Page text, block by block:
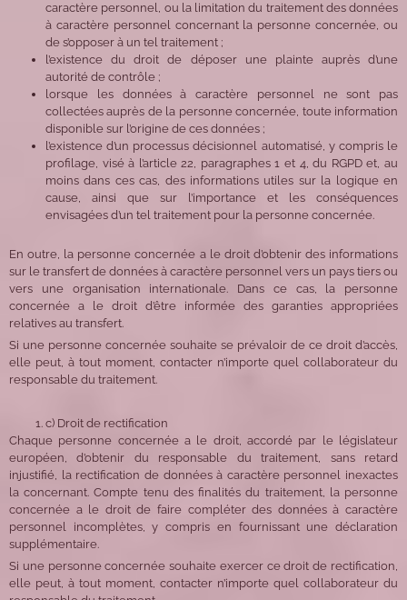
caractère personnel, ou la limitation du traitement des données
à caractère personnel concernant la personne concernée, ou
de s’opposer à un tel traitement ;
l’existence du droit de déposer une plainte auprès d’une
autorité de contrôle ;
lorsque les données à caractère personnel ne sont pas
collectées auprès de la personne concernée, toute information
disponible sur l’origine de ces données ;
l’existence d’un processus décisionnel automatisé, y compris le
profilage, visé à l’article 22, paragraphes 1 et 4, du RGPD et, au
moins dans ces cas, des informations utiles sur la logique en
cause, ainsi que sur l’importance et les conséquences
envisagées d’un tel traitement pour la personne concernée.
En outre, la personne concernée a le droit d’obtenir des informations
sur le transfert de données à caractère personnel vers un pays tiers ou
vers une organisation internationale. Dans ce cas, la personne
concernée a le droit d’être informée des garanties appropriées
relatives au transfert.
Si une personne concernée souhaite se prévaloir de ce droit d’accès,
elle peut, à tout moment, contacter n’importe quel collaborateur du
responsable du traitement.
c) Droit de rectification
Chaque personne concernée a le droit, accordé par le législateur
européen, d’obtenir du responsable du traitement, sans retard
injustifié, la rectification de données à caractère personnel inexactes
la concernant. Compte tenu des finalités du traitement, la personne
concernée a le droit de faire compléter des données à caractère
personnel incomplètes, y compris en fournissant une déclaration
supplémentaire.
Si une personne concernée souhaite exercer ce droit de rectification,
elle peut, à tout moment, contacter n’importe quel collaborateur du